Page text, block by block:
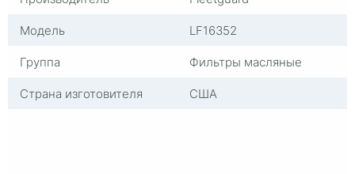
Модель
LF16352
Группа
Фильтры масляные
Страна изготовителя
США